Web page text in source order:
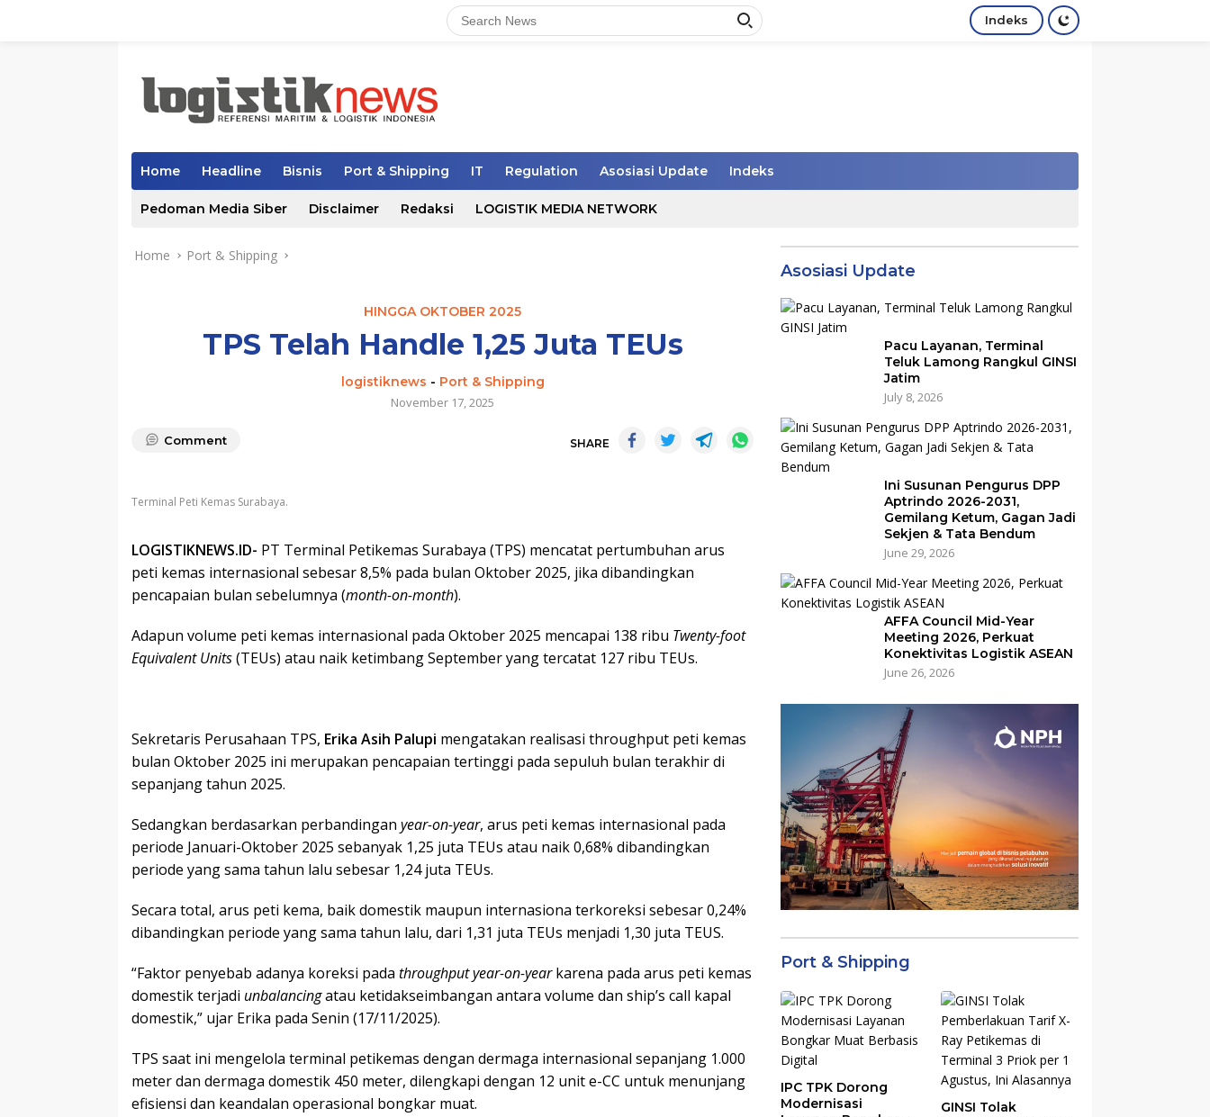
Indeks
Home Headline Bisnis Port & Shipping IT Regulation Asosiasi Update Indeks
Pedoman Media Siber Disclaimer Redaksi LOGISTIK MEDIA NETWORK
Home Port & Shipping
HINGGA OKTOBER 2025
TPS Telah Handle 1,25 Juta TEUs
logistiknews - Port & Shipping
November 17, 2025
Comment SHARE
Terminal Peti Kemas Surabaya.
LOGISTIKNEWS.ID- PT Terminal Petikemas Surabaya (TPS) mencatat pertumbuhan arus
peti kemas internasional sebesar 8,5% pada bulan Oktober 2025, jika dibandingkan
pencapaian bulan sebelumnya (month-on-month).
Adapun volume peti kemas internasional pada Oktober 2025 mencapai 138 ribu Twenty-foot
Equivalent Units(TEUs) atau naik ketimbang September yang tercatat 127 ribu TEUs.
Sekretaris Perusahaan TPS, Erika Asih Palupi mengatakan realisasi throughput peti kemas
bulan Oktober 2025 ini merupakan pencapaian tertinggi pada sepuluh bulan terakhir di
sepanjang tahun 2025.
Sedangkan berdasarkan perbandingan year-on-year, arus peti kemas internasional pada
periode Januari-Oktober 2025 sebanyak 1,25 juta TEUs atau naik 0,68% dibandingkan
periode yang sama tahun lalu sebesar 1,24 juta TEUs.
Secara total, arus peti kema, baik domestik maupun internasiona terkoreksi sebesar 0,24%
dibandingkan periode yang sama tahun lalu, dari 1,31 juta TEUs menjadi 1,30 juta TEUS.
“Faktor penyebab adanya koreksi pada throughput year-on-yearkarena pada arus peti kemas
domestik terjadi unbalancingatau ketidakseimbangan antara volume dan ship’s call kapal
domestik,” ujar Erika pada Senin (17/11/2025).
TPS saat ini mengelola terminal petikemas dengan dermaga internasional sepanjang 1.000
meter dan dermaga domestik 450 meter, dilengkapi dengan 12 unit e-CC untuk menunjang
efisiensi dan keandalan operasional bongkar muat.
Asosiasi Update
Pacu Layanan, Terminal
Teluk Lamong Rangkul GINSI
Jatim
July 8, 2026
Ini Susunan Pengurus DPP
Aptrindo 2026-2031,
Gemilang Ketum, Gagan Jadi
Sekjen & Tata Bendum
June 29, 2026
AFFA Council Mid-Year
Meeting 2026, Perkuat
Konektivitas Logistik ASEAN
June 26, 2026
Port & Shipping
IPC TPK Dorong
Modernisasi
GINSI Tolak